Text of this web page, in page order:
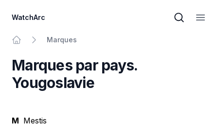
WatchArc
Marques
Marques par pays.
Yougoslavie
M Mestis